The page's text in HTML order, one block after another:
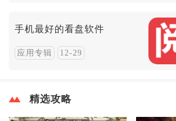
手机最好的看盘软件
应用专辑 12-29
精选攻略